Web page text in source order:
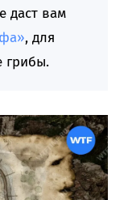
даст вам
, для
грибы.